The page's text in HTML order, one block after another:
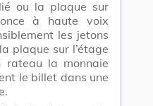
ou la plaque sur
à haute voix
les jetons
plaque sur l’étage
rateau la monnaie
le billet dans une